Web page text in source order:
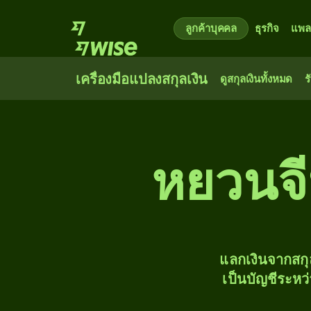
ลูกค้าบุคคล ธุรกิจ แพ
เครื่องมือแปลงสกุลเงิน ดูสกุลเงินทั้งหมด
หยวน
แลกเงินจากส
เป็นบัญชีระหว่